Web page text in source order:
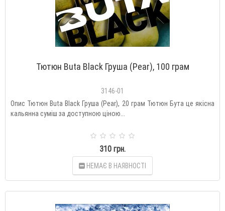
Тютюн Buta Black Груша (Pear), 100 грам
3146-01
Опис Тютюн Buta Black Груша (Pear), 20 грам Тютюн Бута це якісна
кальянна суміш за доступною ціною...
310 грн.
НЕМАЄ В НАЯВНОСТІ